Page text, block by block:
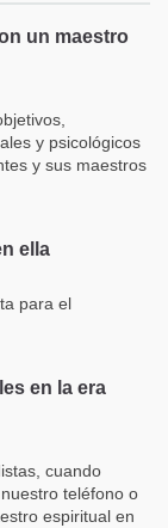
un maestro
y psicológicos
y sus maestros
ella
para el
en la era
cuando
teléfono o
espiritual en